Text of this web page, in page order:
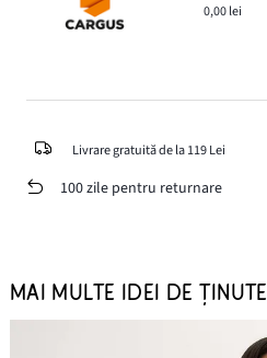
0,00 lei
Livrare gratuită de la 119 Lei
100 zile pentru returnare
MAI MULTE IDEI DE ȚINUTE